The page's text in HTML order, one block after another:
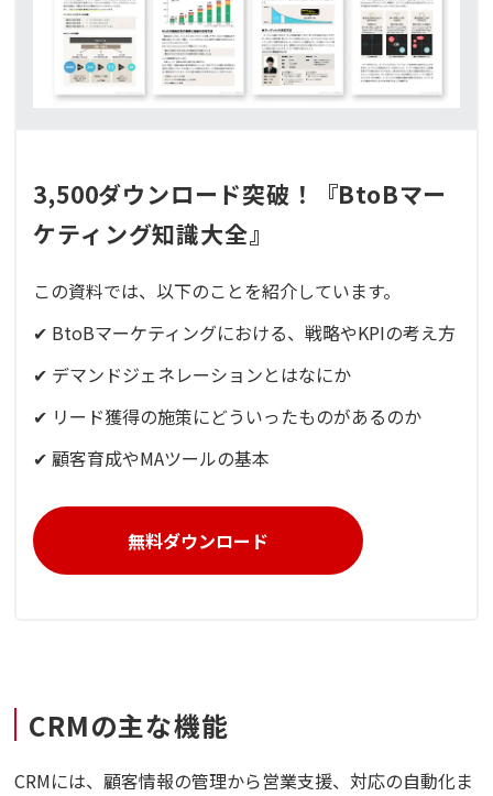
3,500ダウンロード突破！『BtoBマー
ケティング知識大全』
この資料では、以下のことを紹介しています。
✔ BtoBマーケティングにおける、戦略やKPIの考え方
✔ デマンドジェネレーションとはなにか
✔ リード獲得の施策にどういったものがあるのか
✔ 顧客育成やMAツールの基本
無料ダウンロード
CRMの主な機能
CRMには、顧客情報の管理から営業支援、対応の自動化ま